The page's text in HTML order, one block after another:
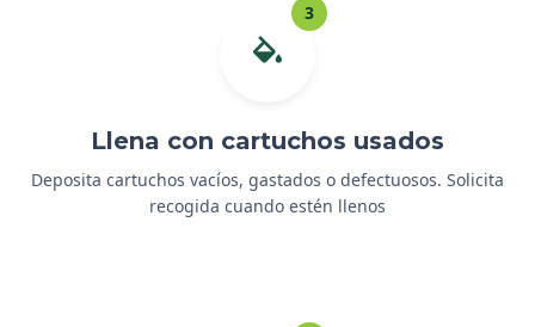
3
Llena con cartuchos usados
Deposita cartuchos vacíos, gastados o defectuosos. Solicita
recogida cuando estén llenos